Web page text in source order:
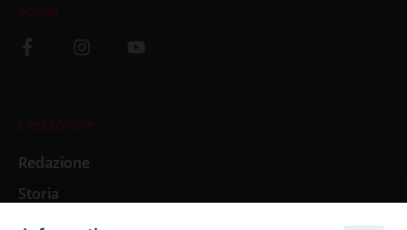
Social
L’editoriale
Redazione
Storia